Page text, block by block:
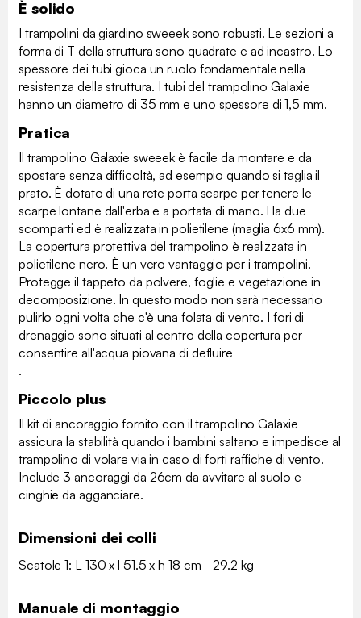
È solido
I trampolini da giardino sweeek sono robusti. Le sezioni a
forma di T della struttura sono quadrate e ad incastro. Lo
spessore dei tubi gioca un ruolo fondamentale nella
resistenza della struttura. I tubi del trampolino Galaxie
hanno un diametro di 35 mm e uno spessore di 1,5 mm.
Pratica
Il trampolino Galaxie sweeek è facile da montare e da
spostare senza difficoltà, ad esempio quando si taglia il
prato. È dotato di una rete porta scarpe per tenere le
scarpe lontane dall'erba e a portata di mano. Ha due
scomparti ed è realizzata in polietilene (maglia 6x6 mm).
La copertura protettiva del trampolino è realizzata in
polietilene nero. È un vero vantaggio per i trampolini.
Protegge il tappeto da polvere, foglie e vegetazione in
decomposizione. In questo modo non sarà necessario
pulirlo ogni volta che c'è una folata di vento. I fori di
drenaggio sono situati al centro della copertura per
consentire all'acqua piovana di defluire
.
Piccolo plus
Il kit di ancoraggio fornito con il trampolino Galaxie
assicura la stabilità quando i bambini saltano e impedisce al
trampolino di volare via in caso di forti raffiche di vento.
Include 3 ancoraggi da 26cm da avvitare al suolo e
cinghie da agganciare.
Dimensioni dei colli
Scatole 1: L 130 x l 51.5 x h 18 cm - 29.2 kg
Manuale di montaggio